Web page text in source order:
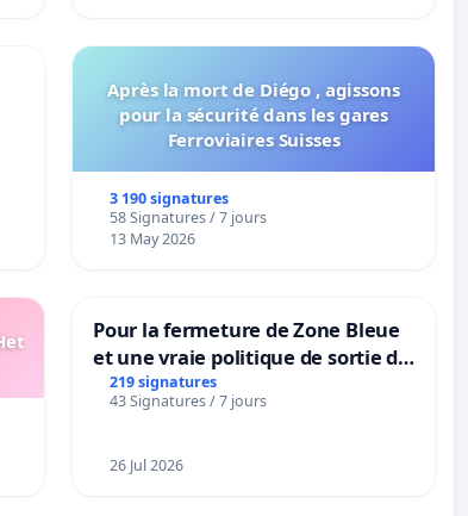
Après la mort de Diégo , agissons
pour la sécurité dans les gares
Ferroviaires Suisses
3 190 signatures
58 Signatures / 7 jours
13 May 2026
Pour la fermeture de Zone Bleue
et une vraie politique de sortie de
la dépendance
219 signatures
43 Signatures / 7 jours
26 Jul 2026